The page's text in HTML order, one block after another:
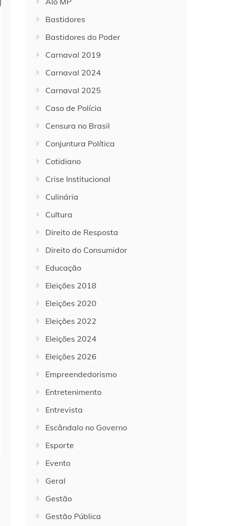
Bastidores
Bastidores do Poder
Carnaval 2019
Carnaval 2024
Carnaval 2025
Caso de Polícia
Censura no Brasil
Conjuntura Política
Cotidiano
Crise Institucional
Culinária
Cultura
Direito de Resposta
Direito do Consumidor
Educação
Eleições 2018
Eleições 2020
Eleições 2022
Eleições 2024
Eleições 2026
Empreendedorismo
Entretenimento
Entrevista
Escândalo no Governo
Esporte
Evento
Geral
Gestão
Gestão Pública